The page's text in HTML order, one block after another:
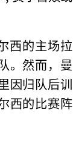
西的主场拉
。然而，曼
因归队后训
西的比赛阵